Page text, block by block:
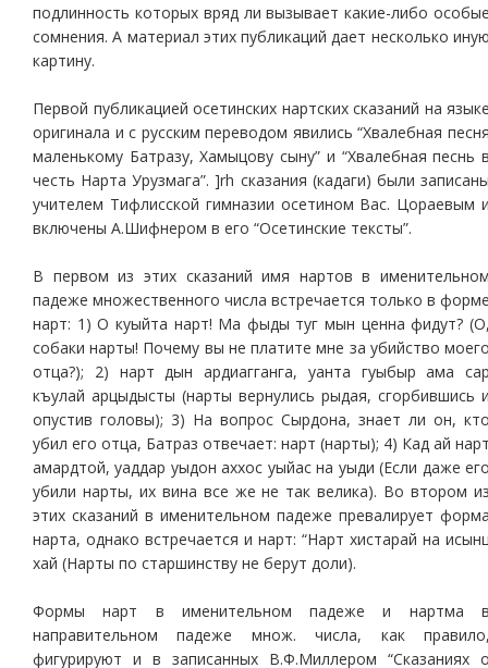
подлинность которых вряд ли вызывает какие-либо
сомнения. А материал этих публикаций дает несколько
картину.
Первой публикацией осетинских нартских сказаний на
оригинала и с русским переводом явились “Хвалебная
маленькому Батразу, Хамыцову сыну” и “Хвалебная песнь
честь Нарта Урузмага”. ]rh сказания (кадаги) были
учителем Тифлисской гимназии осетином Вас. Цораевым
включены А.Шифнером в его “Осетинские тексты”.
В первом из этих сказаний имя нартов в
падеже множественного числа встречается только в
нарт: 1) О куыйта нарт! Ма фыды туг мын ценна фидут?
собаки нарты! Почему вы не платите мне за убийство
отца?); 2) нарт дын ардиагганга, уанта гуыбыр ама
къулай арцыдысты (нарты вернулись рыдая, сгорбившись
опустив головы); 3) На вопрос Сырдона, знает ли он,
убил его отца, Батраз отвечает: нарт (нарты); 4) Кад ай
амардтой, уаддар уыдон аххос уыйас на уыди (Если даже
убили нарты, их вина все же не так велика). Во втором
этих сказаний в именительном падеже превалирует
нарта, однако встречается и нарт: “Нарт хистарай на
хай (Нарты по старшинству не берут доли).
Формы нарт в именительном падеже и нартма
направительном падеже множ. числа, как
фигурируют и в записанных В.Ф.Миллером “Сказаниях